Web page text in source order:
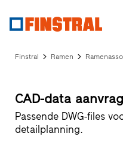
Studio
zoeken
Snelle
Finstral Ramen
CAD-data
Passende DWG-files
detailplanning.